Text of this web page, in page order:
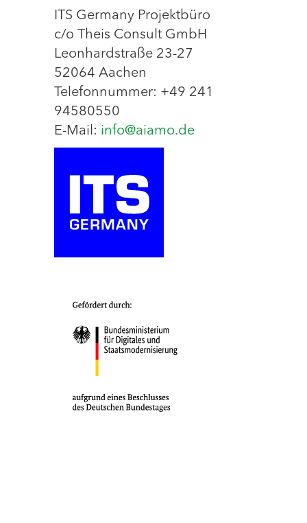
ITS Germany Projektbüro
c/o Theis Consult GmbH
Leonhardstraße 23-27
52064 Aachen
Telefonnummer: +49 241
94580550
E-Mail: info@aiamo.de